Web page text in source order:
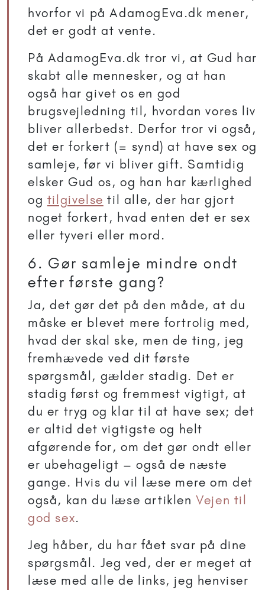
hvorfor vi på AdamogEva.dk mener,
det er godt at vente.
På AdamogEva.dk tror vi, at Gud har
skabt alle mennesker, og at han
også har givet os en god
brugsvejledning til, hvordan vores liv
bliver allerbedst. Derfor tror vi også,
det er forkert (= synd) at have sex og
samleje, før vi bliver gift. Samtidig
elsker Gud os, og han har kærlighed
og tilgivelse til alle, der har gjort
noget forkert, hvad enten det er sex
eller tyveri eller mord.
6. Gør samleje mindre ondt
efter første gang?
Ja, det gør det på den måde, at du
måske er blevet mere fortrolig med,
hvad der skal ske, men de ting, jeg
fremhævede ved dit første
spørgsmål, gælder stadig. Det er
stadig først og fremmest vigtigt, at
du er tryg og klar til at have sex; det
er altid det vigtigste og helt
afgørende for, om det gør ondt eller
er ubehageligt – også de næste
gange. Hvis du vil læse mere om det
også, kan du læse artiklenVejen til
god sex.
Jeg håber, du har fået svar på dine
spørgsmål. Jeg ved, der er meget at
læse med alle de links, jeg henviser